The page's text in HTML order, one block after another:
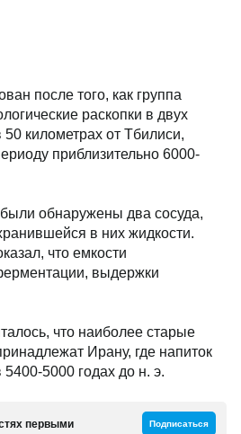
после того, как группа
раскопки в двух
километрах от Тбилиси,
приблизительно 6000-
обнаружены два сосуда,
в них жидкости.
что емкости
выдержки
что наиболее старые
Ирану, где напиток
5400-5000 годах до н. э.
первыми Подписаться